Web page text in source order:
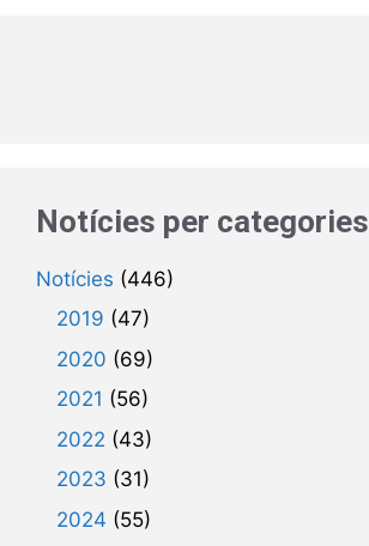
Notícies per categories
Notícies (446)
2019 (47)
2020 (69)
2021 (56)
2022 (43)
2023 (31)
2024 (55)